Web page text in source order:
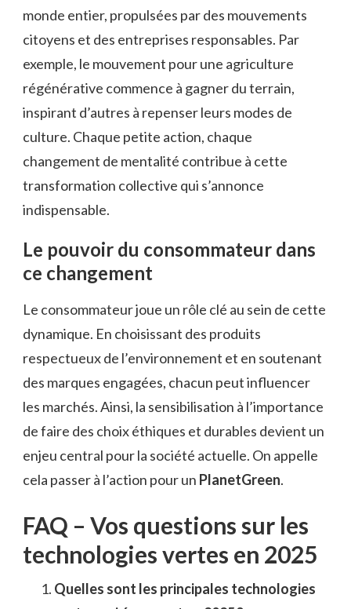
monde entier, propulsées par des mouvements
citoyens et des entreprises responsables. Par
exemple, le mouvement pour une agriculture
régénérative commence à gagner du terrain,
inspirant d’autres à repenser leurs modes de
culture. Chaque petite action, chaque
changement de mentalité contribue à cette
transformation collective qui s’annonce
indispensable.
Le pouvoir du consommateur dans
ce changement
Le consommateur joue un rôle clé au sein de cette
dynamique. En choisissant des produits
respectueux de l’environnement et en soutenant
des marques engagées, chacun peut influencer
les marchés. Ainsi, la sensibilisation à l’importance
de faire des choix éthiques et durables devient un
enjeu central pour la société actuelle. On appelle
cela passer à l’action pour un PlanetGreen.
FAQ – Vos questions sur les
technologies vertes en 2025
Quelles sont les principales technologies